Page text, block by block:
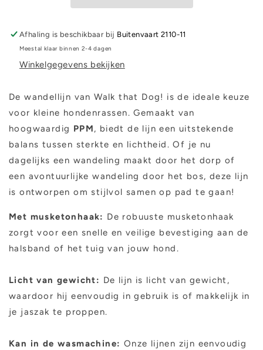
Afhaling is beschikbaar bij Buitenvaart 2110-11
Meestal klaar binnen 2-4 dagen
Winkelgegevens bekijken
De wandellijn van Walk that Dog! is de ideale keuze
voor kleine hondenrassen. Gemaakt van
hoogwaardig PPM, biedt de lijn een uitstekende
balans tussen sterkte en lichtheid. Of je nu
dagelijks een wandeling maakt door het dorp of
een avontuurlijke wandeling door het bos, deze lijn
is ontworpen om stijlvol samen op pad te gaan!
Met musketonhaak: De robuuste musketonhaak
zorgt voor een snelle en veilige bevestiging aan de
halsband of het tuig van jouw hond.
Licht van gewicht: De lijn is licht van gewicht,
waardoor hij eenvoudig in gebruik is of makkelijk in
je jaszak te proppen.
Kan in de wasmachine: Onze lijnen zijn eenvoudig